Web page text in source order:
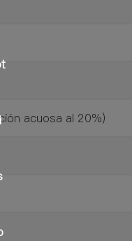
típico
acuosa al 20%)